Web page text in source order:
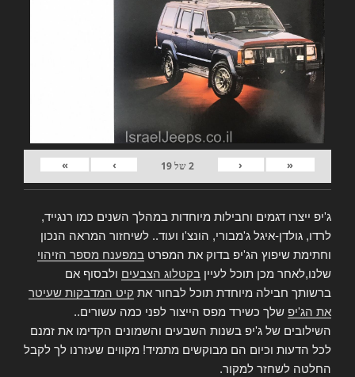
«
‹
2של19
›
»
ג'יפ ייצרו דגמים וחבילות מיוחדות במהלך השנים כמו רנגייד,
לרדו, גולדן-איגל ג'מבורי, הונצ'ו ועוד.. לשיחזור המראה הנכון
וחתימת שיפוץ הג'יפ בדוק את המפרט במפענח מספר הזיהוי
שלנו,לאחר מכן תוכל לעיין בקטלוג הצבעים ולבסוף אם
ברשותך חבילה מיוחדת תוכל לבחור את קיט המדבקות שעיטר
את הג'יפ שלך כשירד מפס הייצור לפני כמה עשורים..
השילובים של ג'יפ בשנות השבעים והשמונים הקדימו את זמנם
לכל הדעות וכיום הם מבוקשים מתמיד! מקווים שעזרנו לך לקבל
החלטה לשחזר למקור.